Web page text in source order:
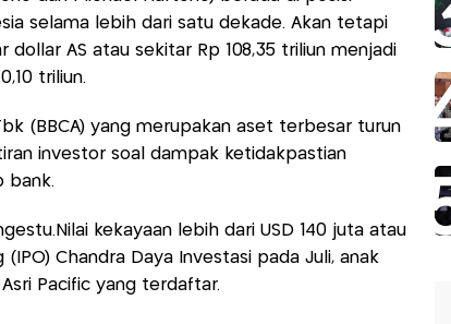
selama lebih dari satu dekade. Akan tetapi
dollar AS atau sekitar Rp 108,35 triliun menjadi
triliun.
(BBCA) yang merupakan aset terbesar turun
investor soal dampak ketidakpastian
bank.
kekayaan lebih dari USD 140 juta atau
Chandra Daya Investasi pada Juli, anak
Pacific yang terdaftar.